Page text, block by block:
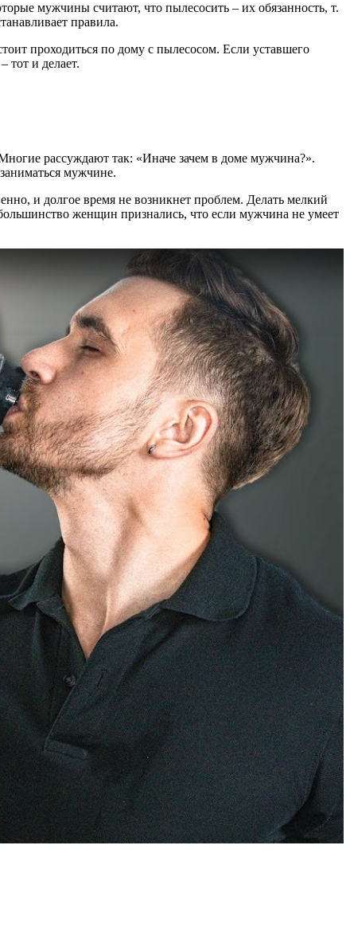
мужчины считают, что пылесосить – их обязанность, т.
правила.
проходиться по дому с пылесосом. Если уставшего
тот и делает.
рассуждают так: «Иначе зачем в доме мужчина?».
мужчине.
и долгое время не возникнет проблем. Делать мелкий
женщин признались, что если мужчина не умеет